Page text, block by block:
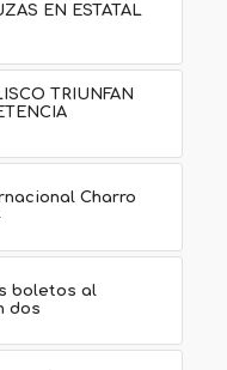
EN ESTATAL
TRIUNFAN
Charro
boletos al
dos